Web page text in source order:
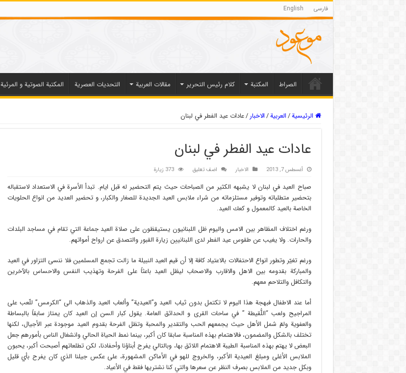
فارسی English
الصراط المکتبة كلام رئيس التحرير مقالات العربیة التحديات العصرية المكتبة الصوتية و المرئية
الرئيسية/العربیة/الاخبار /عادات عيد الفطر في لبنان
عادات عيد الفطر في لبنان
أغسطس 7, 2013 الاخبار اضف تعليق 373 زيارة
صباح العيد في لبنان لا يشبهه الكثير من الصباحات حيث يتم التحضير له قبل ايام. تبدأ الأسرة في الاستعداد لاستقباله
بتحضير متطلباته وتوفير مستلزماته من شراء ملابس العيد الجديدة للصغار والكبار، و تحضير العديد من انواع الحلويات
الخاصة بالعيد كالمعمول و كعك العيد.
ورغم اختلاف المظاهر بين الامس واليوم ظل اللبنانيون يستيقظون على صلاة العيد جماعة التي تقام في مساجد البلدات
والحارات. ولا يغيب عن طقوس عيد الفطر لدى اللبنانيين زيارة القبور والتصدق عن ارواح أمواتهم.
ورغم تغيّر وتطور انواع الاحتفالات بالاعتياد كافة إلا أن قيم العيد النبيلة ما زالت تجمع المسلمين فلا ننسى التزاور في العيد
والمباركة بقدومه بين الاهل والاقارب والاصحاب ليظل العيد باعثاً على الفرحة وتهذيب النفس والاحساس بالآخرين
والتكافل والتلاحم معهم.
أما عند الاطفال فبهجة هذا اليوم لا تكتمل بدون ثياب العيد و”العيدية” وألعاب العيد والذهاب الى “الكرمس” للّعب على
المراجيح ولعب “اللُّقيطة ” في ساحات القرى و الحدائق العامة. يقول كبار السن إن العيد كان يمتاز سابقاً بالبساطة
والعفوية ولمّ شمل الأهل حيث يجمعهم الحب والتقدير والمحبة وتظل الفرحة بقدوم العيد موجودة عبر الأجيال، لكنها
تختلف بالشكل والمضمون، فالاهتمام بهذه المناسبة سابقا كان أكبر، بينما نمط الحياة الحالي وانشغال الناس بأمورهم جعل
البعض لا يهتم بهذه المناسبة الطيبة الاهتمام اللائق بها، وبالتالي يفرح أبناؤنا وأحفادنا، لكن تطلعاتهم أصبحت أكبر، يحبون
الملابس الأغلى ومبلغ العيدية الأكبر، والخروج للهو في الأماكن المشهورة، على عكس جيلنا الذي كان يفرح بأي قليل
وبكل جديد من الملابس بصرف النظر عن سعرها والتي كنا نشتريها فقط في الأعياد.